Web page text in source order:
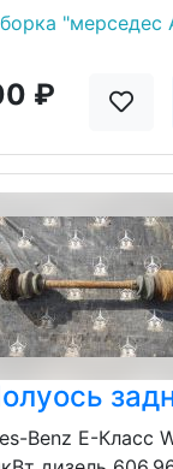
"мерседес
₽
Benz E-Класс